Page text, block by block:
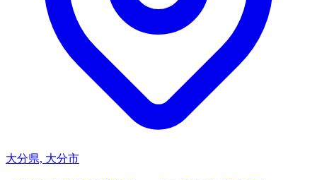
大分県, 大分市